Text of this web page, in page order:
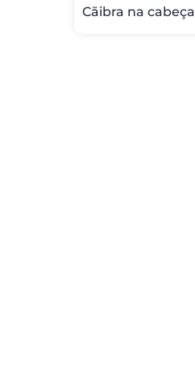
Cãibra na cabeça